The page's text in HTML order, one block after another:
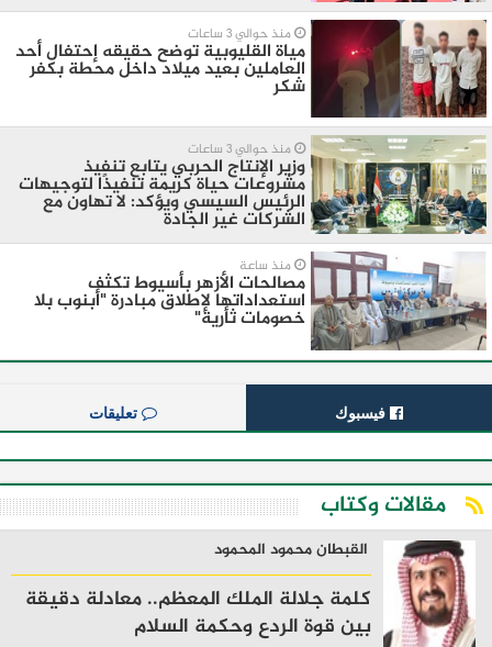
منذ حوالي 3 ساعات
مياة القليوبية توضح حقيقه إحتفال أحد
العاملين بعيد ميلاد داخل محطة بكفر
شكر
منذ حوالي 3 ساعات
وزير الإنتاج الحربي يتابع تنفيذ
مشروعات حياة كريمة تنفيذًا لتوجيهات
الرئيس السيسي ويؤكد: لا تهاون مع
الشركات غير الجادة
منذ ساعة
مصالحات الأزهر بأسيوط تكثف
استعداداتها لإطلاق مبادرة "أبنوب بلا
خصومات ثأرية"
فيسبوك تعليقات
مقالات وكتاب
القبطان محمود المحمود
كلمة جلالة الملك المعظم.. معادلة دقيقة
بين قوة الردع وحكمة السلام